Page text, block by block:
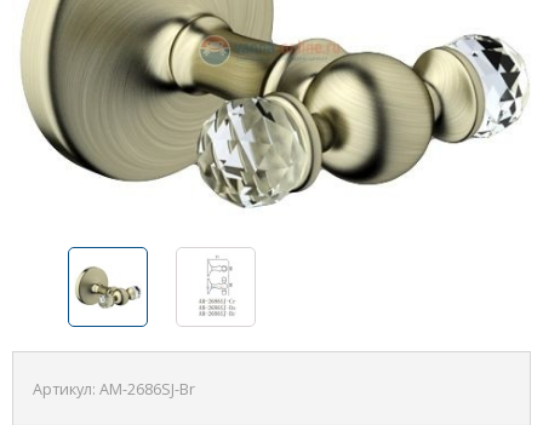
Артикул: AM-2686SJ-Br